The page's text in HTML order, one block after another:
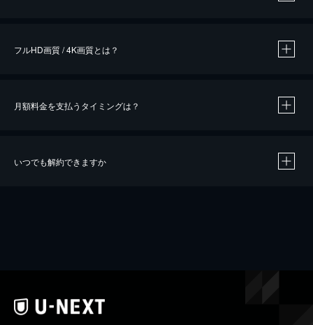
※40％ポイント還元の対象は、クレジットカード決済による作品の購入 / レンタルです。
フルHD画質 / 4K画質とは？
月額料金を支払うタイミングは？
いつでも解約できますか